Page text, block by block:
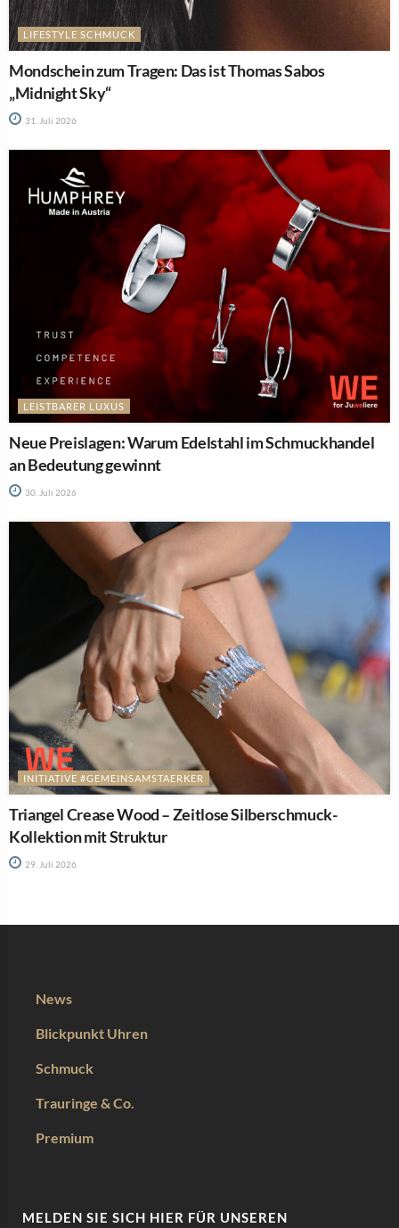
LIFESTYLE SCHMUCK
Mondschein zum Tragen: Das ist Thomas Sabos
„Midnight Sky“
31. Juli 2026
LEISTBARER LUXUS
Neue Preislagen: Warum Edelstahl im Schmuckhandel
an Bedeutung gewinnt
30. Juli 2026
INITIATIVE #GEMEINSAMSTAERKER
Triangel Crease Wood – Zeitlose Silberschmuck-
Kollektion mit Struktur
29. Juli 2026
News
Blickpunkt Uhren
Schmuck
Trauringe & Co.
Premium
MELDEN SIE SICH HIER FÜR UNSEREN